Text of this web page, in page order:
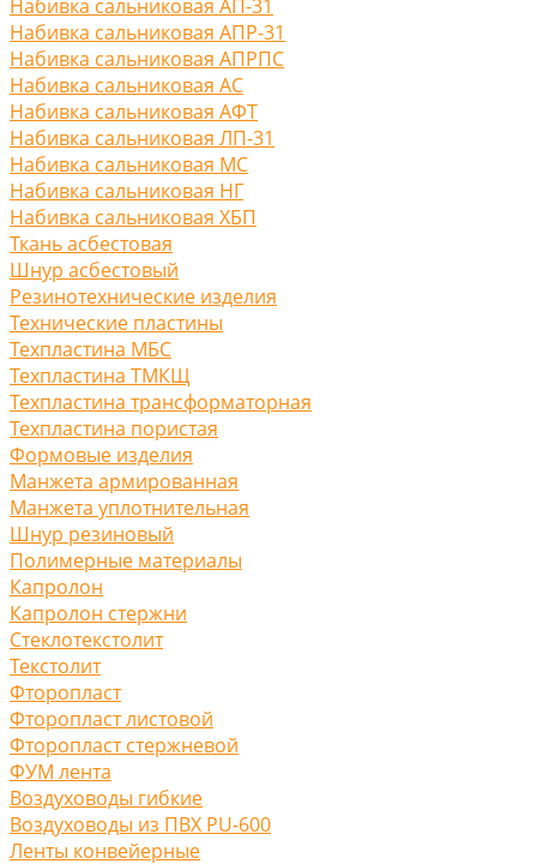
Набивка сальниковая АП-31
Набивка сальниковая АПР-31
Набивка сальниковая АПРПС
Набивка сальниковая АС
Набивка сальниковая АФТ
Набивка сальниковая ЛП-31
Набивка сальниковая МС
Набивка сальниковая НГ
Набивка сальниковая ХБП
Ткань асбестовая
Шнур асбестовый
Резинотехнические изделия
Технические пластины
Техпластина МБС
Техпластина ТМКЩ
Техпластина трансформаторная
Техпластина пористая
Формовые изделия
Манжета армированная
Манжета уплотнительная
Шнур резиновый
Полимерные материалы
Капролон
Капролон стержни
Стеклотекстолит
Текстолит
Фторопласт
Фторопласт листовой
Фторопласт стержневой
ФУМ лента
Воздуховоды гибкие
Воздуховоды из ПВХ PU-600
Ленты конвейерные